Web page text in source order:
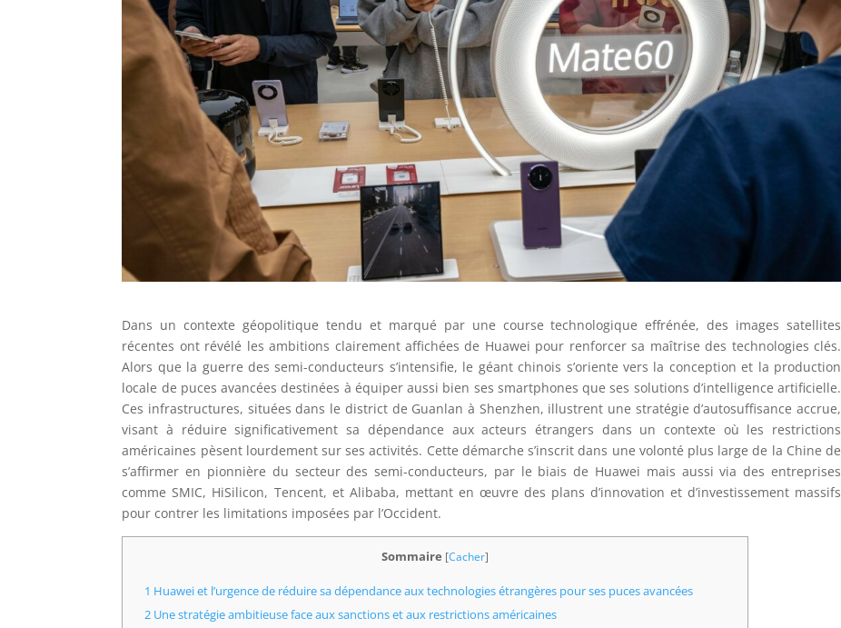
Dans un contexte géopolitique tendu et marqué par une course technologique effrénée, des images satellites
récentes ont révélé les ambitions clairement affichées de Huawei pour renforcer sa maîtrise des technologies clés.
Alors que la guerre des semi-conducteurs s’intensifie, le géant chinois s’oriente vers la conception et la production
locale de puces avancées destinées à équiper aussi bien ses smartphones que ses solutions d’intelligence artificielle.
Ces infrastructures, situées dans le district de Guanlan à Shenzhen, illustrent une stratégie d’autosuffisance accrue,
visant à réduire significativement sa dépendance aux acteurs étrangers dans un contexte où les restrictions
américaines pèsent lourdement sur ses activités. Cette démarche s’inscrit dans une volonté plus large de la Chine de
s’affirmer en pionnière du secteur des semi-conducteurs, par le biais de Huawei mais aussi via des entreprises
comme SMIC, HiSilicon, Tencent, et Alibaba, mettant en œuvre des plans d’innovation et d’investissement massifs
pour contrer les limitations imposées par l’Occident.
Sommaire [Cacher]
1 Huawei et l’urgence de réduire sa dépendance aux technologies étrangères pour ses puces avancées
2 Une stratégie ambitieuse face aux sanctions et aux restrictions américaines